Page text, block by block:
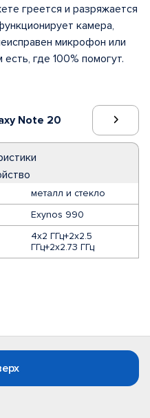
Note 20
металл и стекло
Exynos 990
4x2 ГГц+2x2.5
ГГц+2x2.73 ГГц
греется и разряжается
камера,
микрофон или
где 100% помогут.